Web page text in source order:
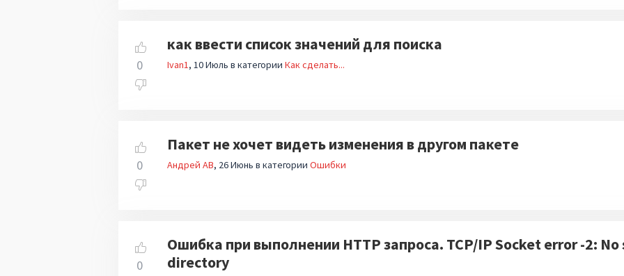
0
как ввести список значений для поиска
Ivan1 10 Июль в категории Как сделать...
0
Пакет не хочет видеть изменения в другом пакете
Андрей АВ 26 Июнь в категории Ошибки
0
Ошибка при выполнении HTTP запроса. TCP/IP Socket error -2:
directory